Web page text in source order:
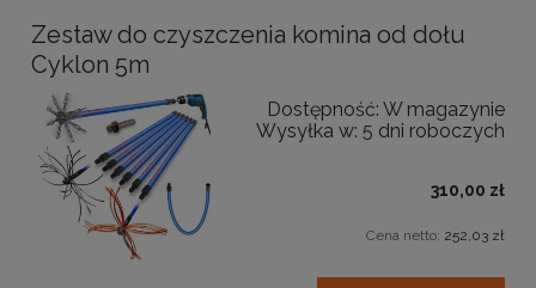
Zestaw do czyszczenia komina od dołu
Cyklon 5m
Dostępność: W magazynie
Wysyłka w: 5 dni roboczych
310,00 zł
Cena netto: 252,03 zł